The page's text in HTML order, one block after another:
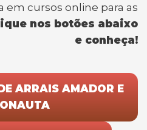
em cursos online para as
nos botões abaixo
e conheça!
ARRAIS AMADOR E